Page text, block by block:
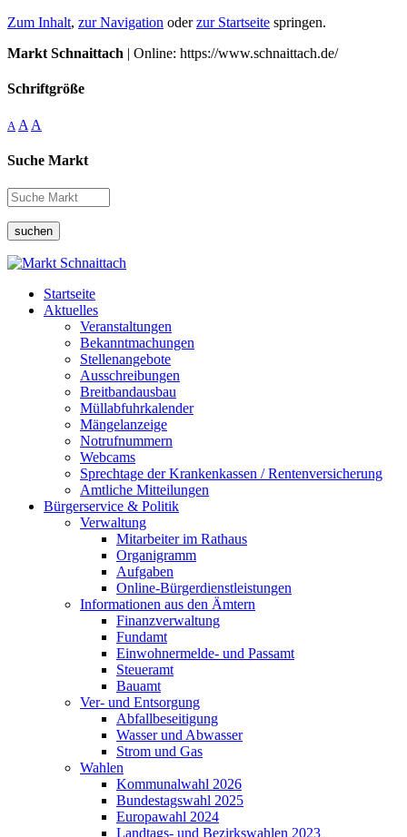
Zum Inhalt, zur Navigation oderzur Startseite springen.
Markt Schnaittach | Online: https://www.schnaittach.de/
Schriftgröße
A A A
Suche Markt
suchen
Startseite
Aktuelles
Veranstaltungen
Bekanntmachungen
Stellenangebote
Ausschreibungen
Breitbandausbau
Müllabfuhrkalender
Mängelanzeige
Notrufnummern
Webcams
Sprechtage der Krankenkassen / Rentenversicherung
Amtliche Mitteilungen
Bürgerservice & Politik
Verwaltung
Mitarbeiter im Rathaus
Organigramm
Aufgaben
Online-Bürgerdienstleistungen
Informationen aus den Ämtern
Finanzverwaltung
Fundamt
Einwohnermelde- und Passamt
Steueramt
Bauamt
Ver- und Entsorgung
Abfallbeseitigung
Wasser und Abwasser
Strom und Gas
Wahlen
Kommunalwahl 2026
Bundestagswahl 2025
Europawahl 2024
Landtags- und Bezirkswahlen 2023